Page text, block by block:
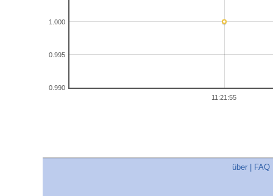
11:21:55
0.990
0.995
1.000
über FAQ